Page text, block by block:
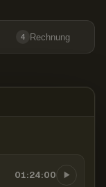
4 Rechnung
01:24:00